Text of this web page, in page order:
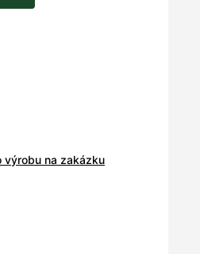
výrobu na zakázku